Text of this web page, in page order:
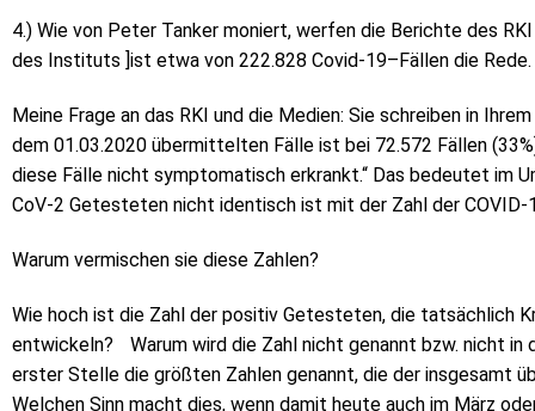
4.) Wie von Peter Tanker moniert, werfen die Berichte des
des Instituts ]ist etwa von 222.828 Covid-19–Fällen die Rede.
Meine Frage an das RKI und die Medien: Sie schreiben in
dem 01.03.2020 übermittelten Fälle ist bei 72.572 Fällen
diese Fälle nicht symptomatisch erkrankt.“ Das bedeutet im
CoV-2 Getesteten nicht identisch ist mit der Zahl der COVID-
Warum vermischen sie diese Zahlen?
Wie hoch ist die Zahl der positiv Getesteten, die tatsächlich
entwickeln? Warum wird die Zahl nicht genannt bzw. nicht in
erster Stelle die größten Zahlen genannt, die der insgesamt
Welchen Sinn macht dies, wenn damit heute auch im März